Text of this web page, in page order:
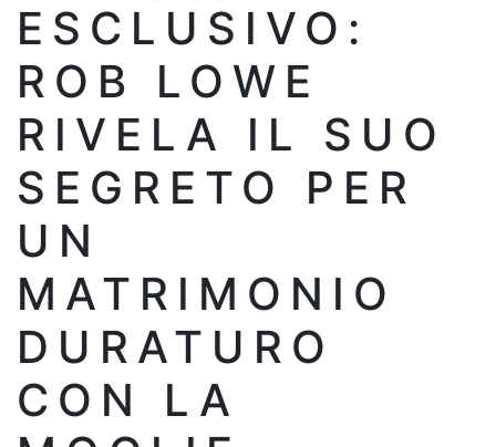
ESCLUSIVO:
ROB LOWE
RIVELA IL SUO
SEGRETO PER
UN
MATRIMONIO
DURATURO
CON LA